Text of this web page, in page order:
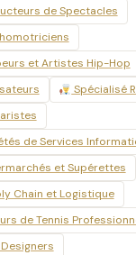
de Spectacles
et Artistes Hip-Hop
Spécialisé
de Services
et Supérettes
Chain et Logistique
de Tennis